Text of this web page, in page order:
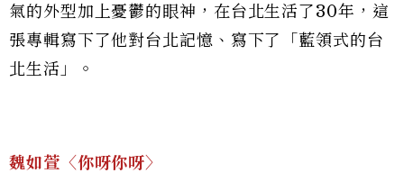
氣的外型加上憂鬱的眼神，在台北生活了30年，這
張專輯寫下了他對台北記憶、寫下了「藍領式的台
北生活」。
魏如萱〈你呀你呀〉